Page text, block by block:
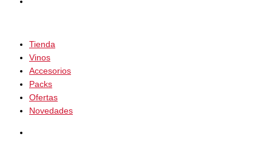
Tienda
Vinos
Accesorios
Packs
Ofertas
Novedades